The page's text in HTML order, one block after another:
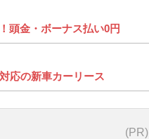
頭金・ボーナス払い0円
応の新車カーリース
(PR)